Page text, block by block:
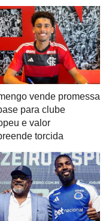
vende promessa
para clube
e valor
torcida